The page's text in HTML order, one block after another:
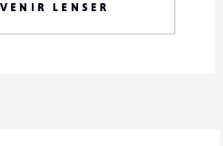
LENSER